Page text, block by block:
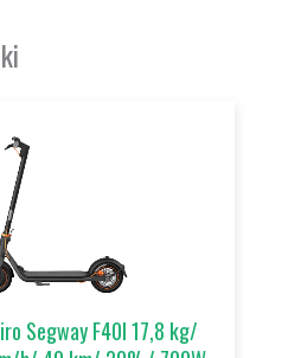
Segway F40I 17,8 kg/